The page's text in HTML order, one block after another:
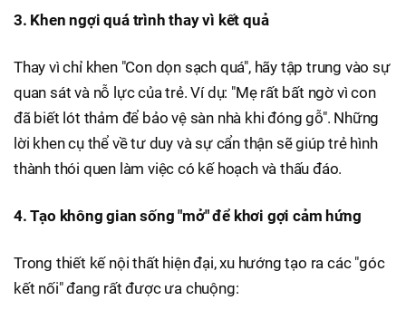
3. Khen ngợi quá trình thay vì kết quả
Thay vì chỉ khen "Con dọn sạch quá", hãy tập trung vào sự
quan sát và nỗ lực của trẻ. Ví dụ: "Mẹ rất bất ngờ vì con
đã biết lót thảm để bảo vệ sàn nhà khi đóng gỗ". Những
lời khen cụ thể về tư duy và sự cẩn thận sẽ giúp trẻ hình
thành thói quen làm việc có kế hoạch và thấu đáo.
4. Tạo không gian sống "mở" để khơi gợi cảm hứng
Trong thiết kế nội thất hiện đại, xu hướng tạo ra các "góc
kết nối" đang rất được ưa chuộng: